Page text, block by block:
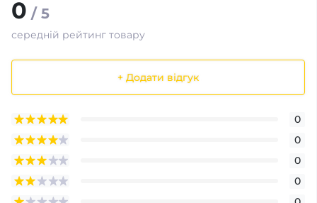
0 / 5
середній рейтинг товару
+ Додати відгук
0
0
0
0